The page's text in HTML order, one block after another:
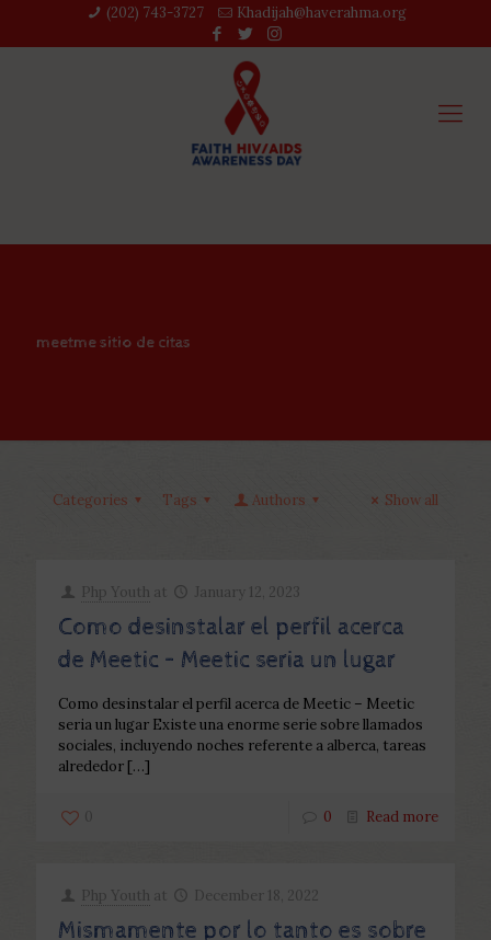
(202) 743-3727‬ Khadijah@haverahma.org
meetme sitio de citas
Categories Tags Authors Show all
Php Youth at January 12, 2023
Como desinstalar el perfil acerca
de Meetic – Meetic seri­a un lugar
Como desinstalar el perfil acerca de Meetic – Meetic
seri­a un lugar Existe una enorme serie sobre llamados
sociales, incluyendo noches referente a alberca, tareas
alrededor […]
0 0 Read more
Php Youth at December 18, 2022
Mismamente por lo tanto es sobre